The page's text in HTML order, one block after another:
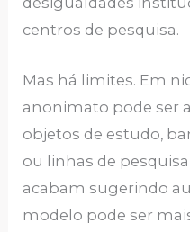
centros de pesquisa.
Mas há limites. Em
anonimato pode ser
objetos de estudo,
ou linhas de
acabam sugerindo
modelo pode ser